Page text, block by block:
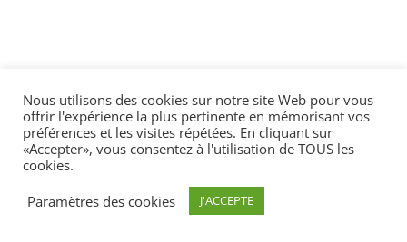
Nous utilisons des cookies sur notre site Web pour vous
offrir l'expérience la plus pertinente en mémorisant vos
préférences et les visites répétées. En cliquant sur
«Accepter», vous consentez à l'utilisation de TOUS les
cookies.
Paramètres des cookies
J'ACCEPTE